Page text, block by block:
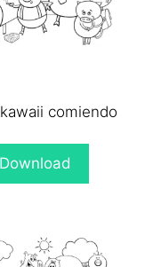
comiendo
Download